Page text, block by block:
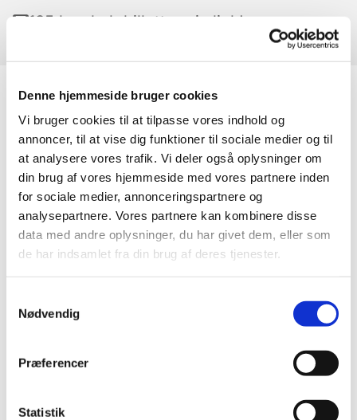
Denne hjemmeside bruger cookies
Vi bruger cookies til at tilpasse vores indhold og
annoncer, til at vise dig funktioner til sociale medier og til
at analysere vores trafik. Vi deler også oplysninger om
din brug af vores hjemmeside med vores partnere inden
for sociale medier, annonceringspartnere og
analysepartnere. Vores partnere kan kombinere disse
data med andre oplysninger, du har givet dem, eller som
de har indsamlet fra din brug af deres tjenester.
Nødvendig
Præferencer
Statistik
135 kr - køb billetter via link!
✨ Julekoncert II – kl. 20 ✨ Velkommen til den sene af
Gospel Unlimiteds to julekoncerter Koncerten starter
kl. 20, og dørene åbner kl. 19.30. Husk at tage med
ned i krypten bagefter til den traditionsrige
æbleskiveservering og hyggeligt samvær med korets
sangere Glæd dig til et brag af en koncert med fuldt
band, nyt repertoire og en julestemning, der bliver
svær at ryste af sig
KØB BILLETTER